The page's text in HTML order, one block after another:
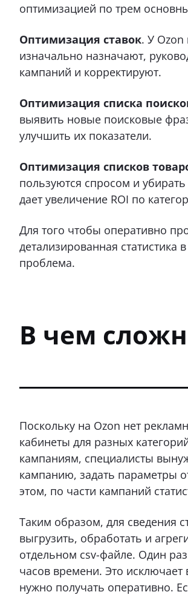
оптимизацией по трем
Оптимизация ставок. У Ozon
изначально назначают,
кампаний и корректируют.
Оптимизация списка
выявить новые поисковые
улучшить их показатели.
Оптимизация списков
пользуются спросом и
дает увеличение ROI по
Для того чтобы оперативно
детализированная статистика
проблема.
В чем
Поскольку на Ozon нет
кабинеты для разных
кампаниям, специалисты
кампанию, задать параметры
этом, по части кампаний
Таким образом, для сведения
выгрузить, обработать и
отдельном csv-файле. Один
часов времени. Это
нужно получать оперативно.